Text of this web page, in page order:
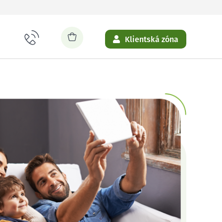
Klientská zóna